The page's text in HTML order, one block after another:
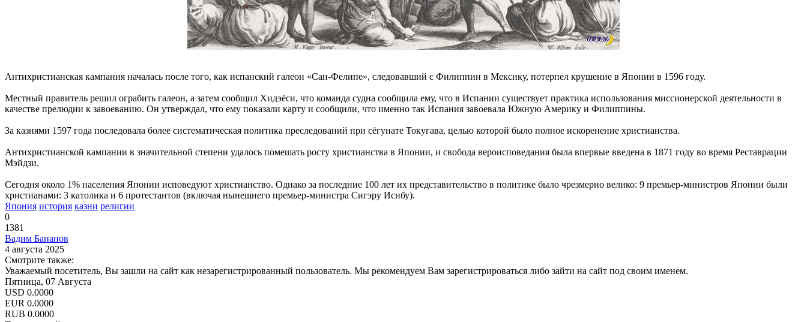
Антихристианская кампания началась после того, как испанский галеон «Сан-Фелипе», следовавший с Филиппин в Мексику, потерпел крушение в Японии в 1596 году.
Местный правитель решил ограбить галеон, а затем сообщил Хидэёси, что команда судна сообщила ему, что в Испании существует практика использования миссионерской деятельности в
качестве прелюдии к завоеванию. Он утверждал, что ему показали карту и сообщили, что именно так Испания завоевала Южную Америку и Филиппины.
За казнями 1597 года последовала более систематическая политика преследований при сёгунате Токугава, целью которой было полное искоренение христианства.
Антихристианской кампании в значительной степени удалось помешать росту христианства в Японии, и свобода вероисповедания была впервые введена в 1871 году во время Реставрации
Мэйдзи.
Сегодня около 1% населения Японии исповедуют христианство. Однако за последние 100 лет их представительство в политике было чрезмерно велико: 9 премьер-министров Японии были
христианами: 3 католика и 6 протестантов (включая нынешнего премьер-министра Сигэру Исибу).
Япония история казни религии
0
1381
Вадим Бананов
4 августа 2025
Смотрите также:
Уважаемый посетитель, Вы зашли на сайт как незарегистрированный пользователь. Мы рекомендуем Вам зарегистрироваться либо зайти на сайт под своим именем.
Пятница, 07 Августа
USD 0.0000
EUR 0.0000
RUB 0.0000